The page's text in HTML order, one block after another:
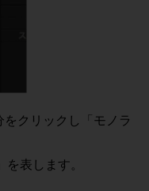
クリックし「モノラ
表します。